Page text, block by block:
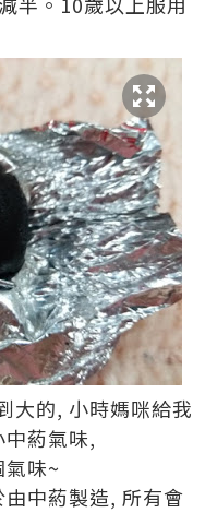
大的, 小時媽咪給我
葯氣味,
味~
中葯製造, 所有會